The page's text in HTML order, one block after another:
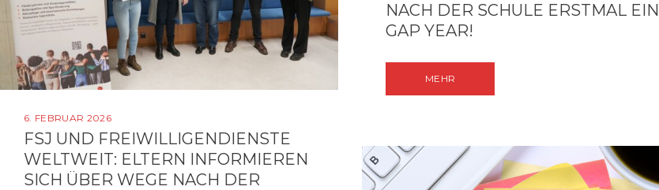
6. FEBRUAR 2026
FSJ UND FREIWILLIGENDIENSTE
WELTWEIT: ELTERN INFORMIEREN
SICH ÜBER WEGE NACH DER
NACH DER SCHULE ERSTMAL EIN
GAP YEAR!
MEHR